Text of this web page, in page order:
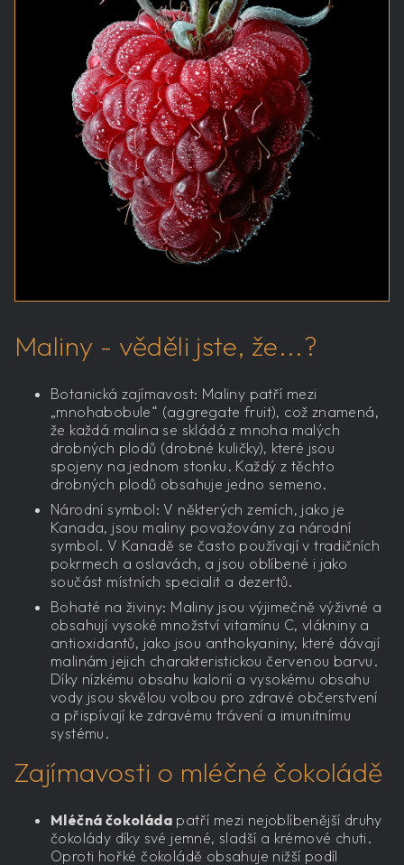
Maliny - věděli jste, že...?
Botanická zajímavost: Maliny patří mezi
„mnohabobule“ (aggregate fruit), což znamená,
že každá malina se skládá z mnoha malých
drobných plodů (drobné kuličky), které jsou
spojeny na jednom stonku. Každý z těchto
drobných plodů obsahuje jedno semeno.
Národní symbol: V některých zemích, jako je
Kanada, jsou maliny považovány za národní
symbol. V Kanadě se často používají v tradičních
pokrmech a oslavách, a jsou oblíbené i jako
součást místních specialit a dezertů.
Bohaté na živiny: Maliny jsou výjimečně výživné a
obsahují vysoké množství vitamínu C, vlákniny a
antioxidantů, jako jsou anthokyaniny, které dávají
malinám jejich charakteristickou červenou barvu.
Díky nízkému obsahu kalorií a vysokému obsahu
vody jsou skvělou volbou pro zdravé občerstvení
a přispívají ke zdravému trávení a imunitnímu
systému.
Zajímavosti o mléčné čokoládě
Mléčná čokoláda patří mezi nejoblíbenější druhy
čokolády díky své jemné, sladší a krémové chuti.
Oproti hořké čokoládě obsahuje nižší podíl